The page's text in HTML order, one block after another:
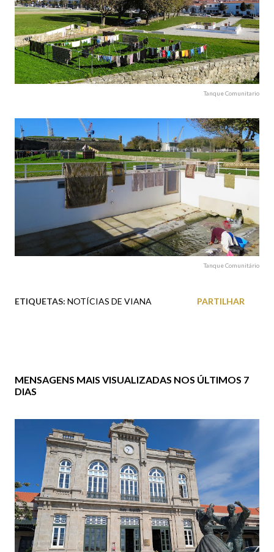
Tanque Comunitario
Tanque Comunitário
ETIQUETAS: NOTÍCIAS DE VIANA PARTILHAR
MENSAGENS MAIS VISUALIZADAS NOS ÚLTIMOS 7
DIAS